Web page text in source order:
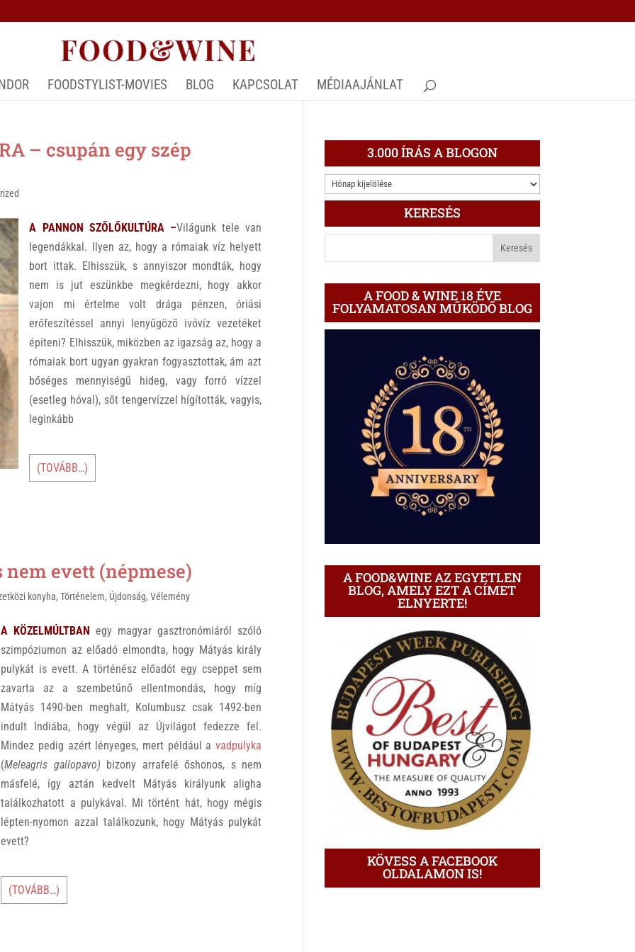
FOODSTYLIST-MOVIES BLOG KAPCSOLAT MÉDIAAJÁNLAT
– csupán egy szép
A PANNON SZŐLŐKULTÚRA –Világunk tele van
legendákkal. Ilyen az, hogy a rómaiak víz helyett
bort ittak. Elhisszük, s annyiszor mondták, hogy
nem is jut eszünkbe megkérdezni, hogy akkor
vajon mi értelme volt drága pénzen, óriási
erőfeszítéssel annyi lenyűgöző ivóvíz vezetéket
építeni? Elhisszük, miközben az igazság az, hogy a
rómaiak bort ugyan gyakran fogyasztottak, ám azt
bőséges mennyiségű hideg, vagy forró vízzel
(esetleg hóval), sőt tengervízzel hígították, vagyis,
leginkább
(TOVÁBB…)
evett (népmese)
konyha,Történelem, Újdonság,Vélemény
A KÖZELMÚLTBAN egy magyar gasztronómiáról szóló
szimpóziumon az előadó elmondta, hogy Mátyás király
pulykát is evett. A történész előadót egy cseppet sem
zavarta az a szembetűnő ellentmondás, hogy míg
Mátyás 1490-ben meghalt, Kolumbusz csak 1492-ben
indult Indiába, hogy végül az Újvilágot fedezze fel.
Mindez pedig azért lényeges, mert például avadpulyka
(Meleagris gallopavo) bizony arrafelé őshonos, s nem
másfelé, így aztán kedvelt Mátyás királyunk aligha
találkozhatott a pulykával. Mi történt hát, hogy mégis
lépten-nyomon azzal találkozunk, hogy Mátyás pulykát
evett?
(TOVÁBB…)
3.000 ÍRÁS A BLOGON
3.000
ÍRÁS
BLOGON
KERESÉS
A FOOD & WINE 18 ÉVE
FOLYAMATOSAN MŰKÖDŐ BLOG
A FOOD&WINE AZ EGYETLEN
BLOG, AMELY EZT A CÍMET
ELNYERTE!
KÖVESS A FACEBOOK
OLDALAMON IS!